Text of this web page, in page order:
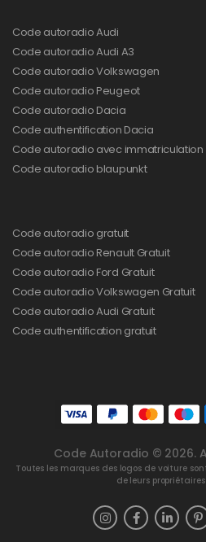
Code autoradio Audi
Code autoradio Audi A3
Code autoradio Volkswagen
Code autoradio Peugeot
Code autoradio Dacia
Code authentification Dacia
Code autoradio avec immatriculation
Code autoradio blaupunkt
Code autoradio gratuit
Code autoradio Renault Gratuit
Code autoradio Ford Gratuit
Code autoradio Volkswagen Gratuit
Code autoradio Audi Gratuit
Code authentification gratuit
Code Autoradio © 2026.
Toutes les marques des logos de voiture
de leurs